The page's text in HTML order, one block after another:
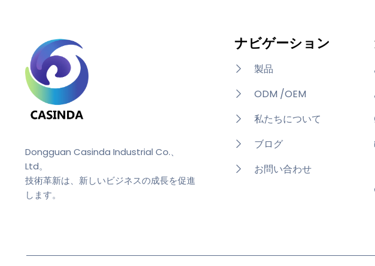
Dongguan Casinda Industrial Co.、
Ltd。
技術革新は、新しいビジネスの成長を促進
します。
ナビゲーション
製品
ODM /OEM
私たちについて
ブログ
お問い合わせ